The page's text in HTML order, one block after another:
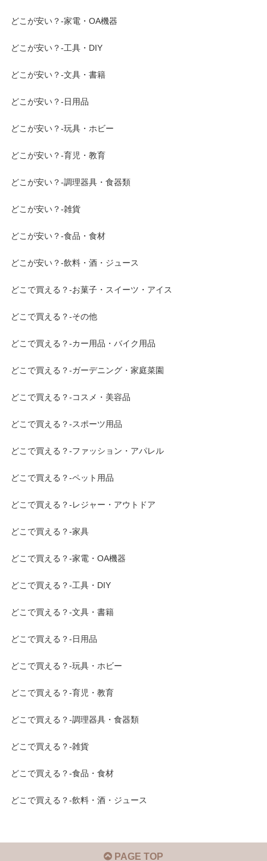
どこが安い？-家電・OA機器
どこが安い？-工具・DIY
どこが安い？-文具・書籍
どこが安い？-日用品
どこが安い？-玩具・ホビー
どこが安い？-育児・教育
どこが安い？-調理器具・食器類
どこが安い？-雑貨
どこが安い？-食品・食材
どこが安い？-飲料・酒・ジュース
どこで買える？-お菓子・スイーツ・アイス
どこで買える？-その他
どこで買える？-カー用品・バイク用品
どこで買える？-ガーデニング・家庭菜園
どこで買える？-コスメ・美容品
どこで買える？-スポーツ用品
どこで買える？-ファッション・アパレル
どこで買える？-ペット用品
どこで買える？-レジャー・アウトドア
どこで買える？-家具
どこで買える？-家電・OA機器
どこで買える？-工具・DIY
どこで買える？-文具・書籍
どこで買える？-日用品
どこで買える？-玩具・ホビー
どこで買える？-育児・教育
どこで買える？-調理器具・食器類
どこで買える？-雑貨
どこで買える？-食品・食材
どこで買える？-飲料・酒・ジュース
PAGE TOP